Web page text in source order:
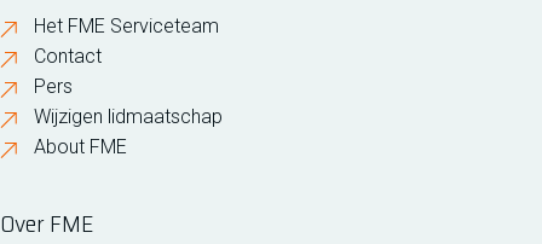
Het FME Serviceteam
Contact
Pers
Wijzigen lidmaatschap
About FME
Over FME